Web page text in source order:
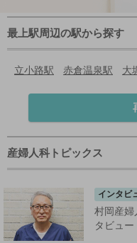
最上駅周辺の駅から探す
立小路駅 赤倉温泉駅 大
産婦人科トピックス
インタビ
村岡産婦
タビュー